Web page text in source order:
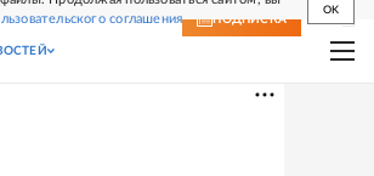
соглашения
OK
ПОДПИСКА